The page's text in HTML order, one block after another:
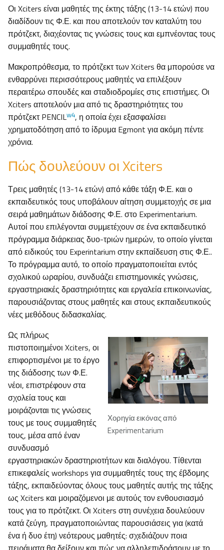
Οι Xciters είναι μαθητές της έκτης τάξης (13-14 ετών) που
διαδίδουν τις Φ.Ε. και που αποτελούν τον καταλύτη του
πρότζεκτ, διαχέοντας τις γνώσεις τους και εμπνέοντας τους
συμμαθητές τους.
Μακροπρόθεσμα, το πρότζεκτ των Xciters θα μπορούσε να
ενθαρρύνει περισσότερους μαθητές να επιλέξουν
περαιτέρω σπουδές και σταδιοδρομίες στις επιστήμες. Οι
Xciters αποτελούν μια από τις δραστηριότητες του
πρότζεκτ PENCILw4, η οποία έχει εξασφαλίσει
χρηματοδότηση από το ίδρυμα Egmont για ακόμη πέντε
χρόνια.
Πώς δουλεύουν οι Xciters
Τρεις μαθητές (13-14 ετών) από κάθε τάξη Φ.Ε. και ο
εκπαιδευτικός τους υποβάλουν αίτηση συμμετοχής σε μια
σειρά μαθημάτων διάδοσης Φ.Ε. στο Experimentarium.
Αυτοί που επιλέγονται συμμετέχουν σε ένα εκπαιδευτικό
πρόγραμμα διάρκειας δυο-τριών ημερών, το οποίο γίνεται
από ειδικούς του Experintarium στην εκπαίδευση στις Φ.Ε..
Το πρόγραμμα αυτό, το οποίο πραγματοποιείται εντός
σχολικού ωραρίου, συνδυάζει επιστημονικές γνώσεις,
εργαστηριακές δραστηριότητες και εργαλεία επικοινωνίας,
παρουσιάζοντας στους μαθητές και στους εκπαιδευτικούς
νέες μεθόδους διδασκαλίας.
Χορηγία εικόνας από
Experimentarium
Ως πλήρως
πιστοποιημένοι Xciters, οι
επιφορτισμένοι με το έργο
της διάδοσης των Φ.Ε.
νέοι, επιστρέφουν στα
σχολεία τους και
μοιράζονται τις γνώσεις
τους με τους συμμαθητές
τους, μέσα από έναν
συνδυασμό
εργαστηριακών δραστηριοτήτων και διαλόγου. Τίθενται
επικεφαλείς workshops για συμμαθητές τους της έβδομης
τάξης, εκπαιδεύοντας όλους τους μαθητές αυτής της τάξης
ως Xciters και μοιραζόμενοι με αυτούς τον ενθουσιασμό
τους για το πρότζεκτ. Οι Xciters στη συνέχεια δουλεύουν
κατά ζεύγη, πραγματοποιώντας παρουσιάσεις για (κατά
ένα ή δυο έτη) νεότερους μαθητές: σχεδιάζουν ποια